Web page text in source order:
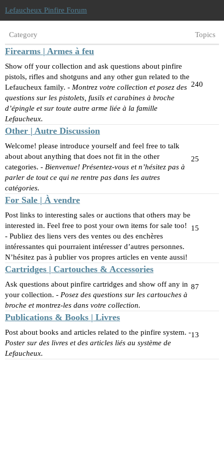
Lefaucheux Pinfire Forum
Category Topics
Firearms | Armes à feu
Show off your collection and ask questions about pinfire
pistols, rifles and shotguns and any other gun related to the
Lefaucheux family. - Montrez votre collection et posez des
questions sur les pistolets, fusils et carabines à broche
d’épingle et sur toute autre arme liée à la famille
Lefaucheux.
240
Other | Autre Discussion
Welcome! please introduce yourself and feel free to talk
about about anything that does not fit in the other
categories. - Bienvenue! Présentez-vous et n’hésitez pas à
parler de tout ce qui ne rentre pas dans les autres
catégories.
25
For Sale | À vendre
Post links to interesting sales or auctions that others may be
interested in. Feel free to post your own items for sale too!
- Publiez des liens vers des ventes ou des enchères
intéressantes qui pourraient intéresser d’autres personnes.
N’hésitez pas à publier vos propres articles en vente aussi!
15
Cartridges | Cartouches & Accessories
Ask questions about pinfire cartridges and show off any in
your collection. - Posez des questions sur les cartouches à
broche et montrez-les dans votre collection.
87
Publications & Books | Livres
Post about books and articles related to the pinfire system. -
Poster sur des livres et des articles liés au système de
Lefaucheux.
13